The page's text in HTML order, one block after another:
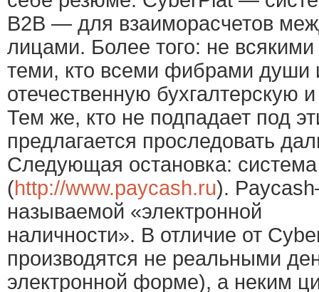
B2B — для взаиморасчетов
лицами. Более того: не
теми, кто всеми фибрами души
отечественную бухгалтерскую
Тем же, кто не подпадает под
предлагается проследовать
Следующая остановка:
(http://www.paycash.ru).
называемой «электронной
наличности». В отличие от
производятся не реальными
электронной форме), а неким